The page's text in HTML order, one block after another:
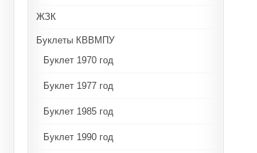
ЖЗК
Буклеты КВВМПУ
Буклет 1970 год
Буклет 1977 год
Буклет 1985 год
Буклет 1990 год